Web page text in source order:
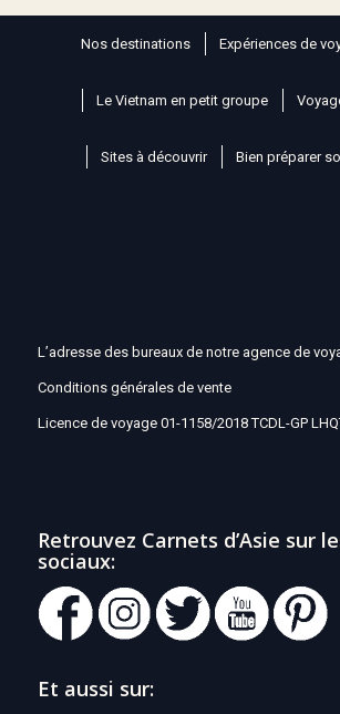
Nos destinations Expériences de
Le Vietnam en petit groupe
Sites à découvrir Bien préparer
L’adresse des bureaux de notre agence de
Conditions générales de vente
Licence de voyage 01-1158/2018 TCDL-GP
Retrouvez Carnets d’Asie sur
sociaux:
Et aussi sur: